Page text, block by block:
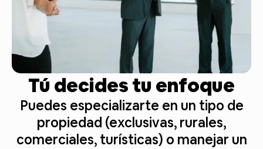
Tú decides tu enfoque
Puedes especializarte en un tipo de
propiedad (exclusivas, rurales,
comerciales, turísticas) o manejar un